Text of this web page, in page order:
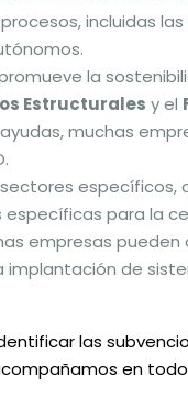
incluidas
promueve la
Estructurales y el
muchas
sectores específicos,
para la
empresas
implantación de
las
en